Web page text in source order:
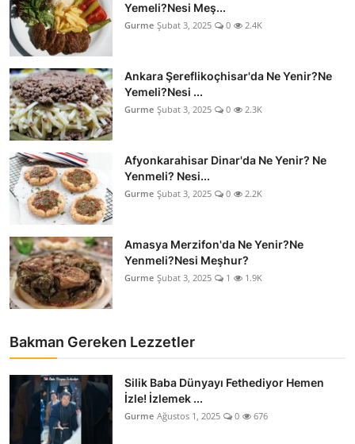
Yemeli?Nesi Meş...
Gurme Şubat 3, 2025 0 2.4K
Ankara Şereflikoçhisar'da Ne Yenir?Ne
Yemeli?Nesi ...
Gurme Şubat 3, 2025 0 2.3K
Afyonkarahisar Dinar'da Ne Yenir? Ne
Yenmeli? Nesi...
Gurme Şubat 3, 2025 0 2.2K
Amasya Merzifon'da Ne Yenir?Ne
Yenmeli?Nesi Meşhur?
Gurme Şubat 3, 2025 1 1.9K
Bakman Gereken Lezzetler
Silik Baba Dünyayı Fethediyor Hemen
İzle! İzlemek ...
Gurme Ağustos 1, 2025 0 676